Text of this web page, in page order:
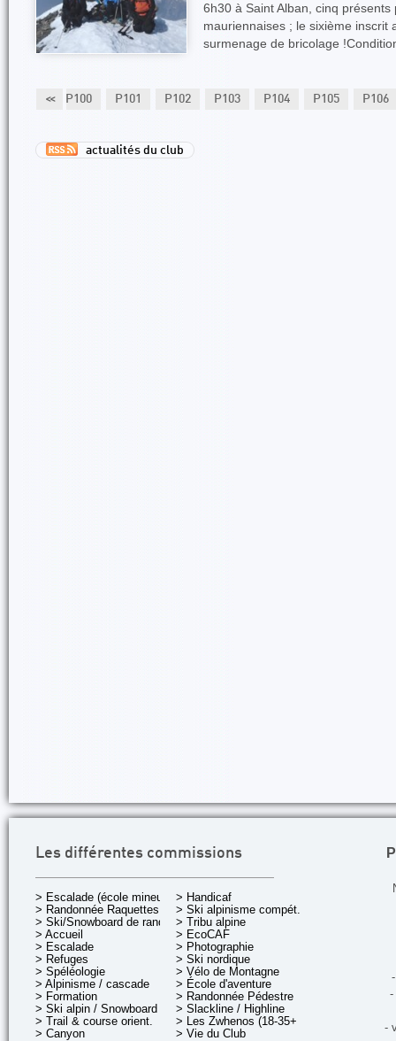
6h30 à Saint Alban, cinq
mauriennaises ; le sixième inscrit
surmenage de bricolage
<< P100 P101 P102 P103 P104 P105 P106
actualités du club
Les différentes commissions
> Escalade (école mineurs)
> Randonnée Raquettes
> Ski/Snowboard de rando.
> Accueil
> Escalade
> Refuges
> Spéléologie
> Alpinisme / cascade
> Formation
> Ski alpin / Snowboard
> Trail & course orient.
> Canyon
> Handicaf
> Ski alpinisme compét.
> Tribu alpine
> EcoCAF
> Photographie
> Ski nordique
> Vélo de Montagne
> École d'aventure
> Randonnée Pédestre
> Slackline / Highline
> Les Zwhenos (18-35+ ans)
> Vie du Club
-
-